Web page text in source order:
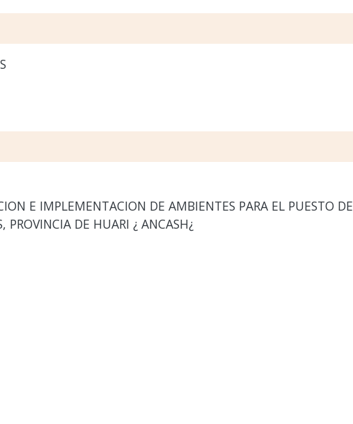
E IMPLEMENTACION DE AMBIENTES PARA EL PUESTO DE
PROVINCIA DE HUARI ¿ ANCASH¿